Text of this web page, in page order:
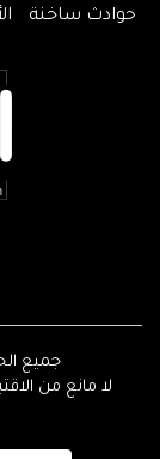
حوادث ساخنة
جميع
لا مانع من